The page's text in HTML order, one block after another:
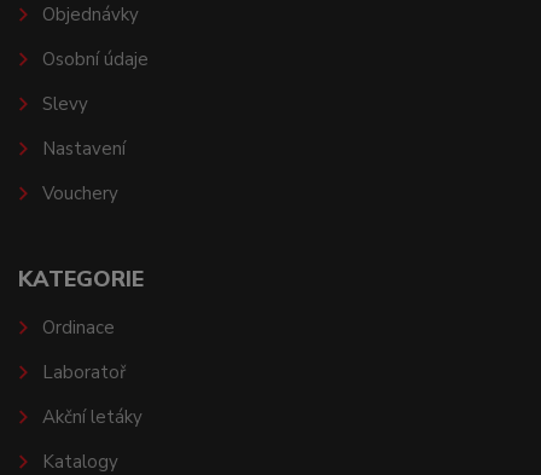
Objednávky
Osobní údaje
Slevy
Nastavení
Vouchery
KATEGORIE
Ordinace
Laboratoř
Akční letáky
Katalogy